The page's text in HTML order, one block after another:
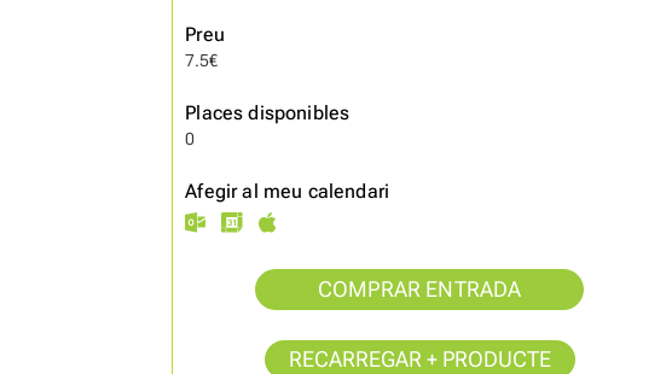
Preu
7.5€
Places disponibles
0
Afegir al meu calendari
COMPRAR ENTRADA
RECARREGAR + PRODUCTE